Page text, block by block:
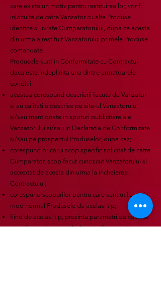
care exista un motiv pentru restituirea lor, vor fi
inlocuite de catre Vanzator cu alte Produse
identice si livrate Cumparatorului, dupa ce acesta
din urma a restituit Vanzatorului primele Produse
comandate.
Produsele sunt in Conformitate cu Contractul
daca este indeplinita una dintre urmatoarele
conditii:
acestea corespund descrierii facute de Vanzator
si au calitatile descrise pe site-ul Vanzatorului
si/sau mentionate in spoturi publicitare ale
Vanzatorului si/sau in Declaratia de Conformitate
si/sau pe prospectul Produselor, dupa caz;
corespund oricarui scop specific solicitat de catre
Cumparator, scop facut cunoscut Vanzatorului si
acceptat de acesta din urma la incheierea
Contractului;
corespund scopurilor pentru care sunt utilizate in
mod normal Produsele de acelasi tip;
fiind de acelasi tip, prezinta parametri de calitate
si performante normale, la care Cumparatorul se